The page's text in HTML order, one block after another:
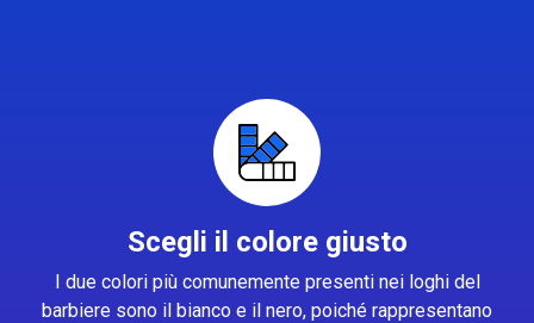
Scegli il colore giusto
I due colori più comunemente presenti nei loghi del
barbiere sono il bianco e il nero, poiché rappresentano